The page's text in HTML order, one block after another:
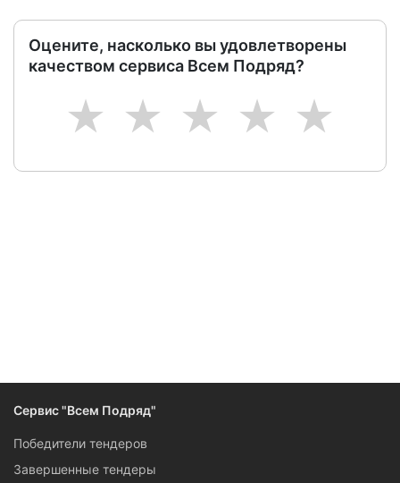
Оцените, насколько вы удовлетворены
качеством сервиса Всем Подряд?
5
4
3
2
1
Сервис "Всем Подряд"
Победители тендеров
Завершенные тендеры